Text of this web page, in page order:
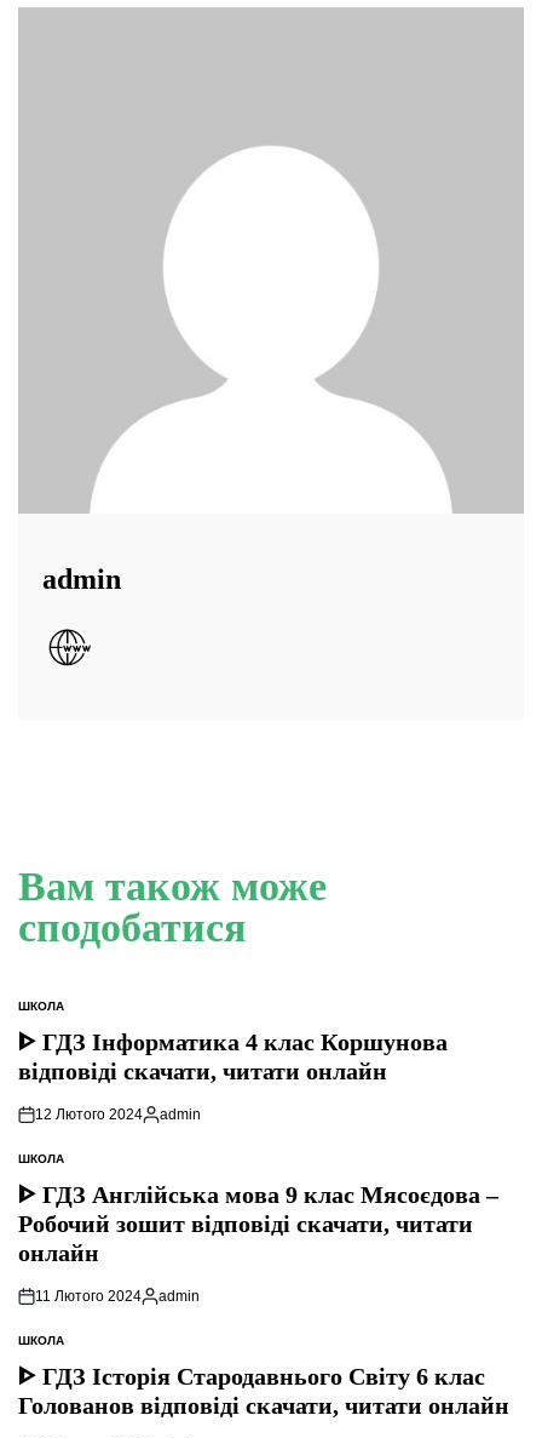
admin
Вам також може
сподобатися
ОПУБЛІКУВАТИ
У
ШКОЛА
ᐈ ГДЗ Інформатика 4 клас Коршунова
відповіді скачати, читати онлайн
12 Лютого 2024
Опубліковано
admin
ОПУБЛІКУВАТИ
У
ШКОЛА
ᐈ ГДЗ Англійська мова 9 клас Мясоєдова –
Робочий зошит відповіді скачати, читати
онлайн
11 Лютого 2024
Опубліковано
admin
ОПУБЛІКУВАТИ
У
ШКОЛА
ᐈ ГДЗ Історія Стародавнього Свiту 6 клас
Голованов відповіді скачати, читати онлайн